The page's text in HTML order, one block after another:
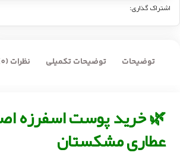
اشتراک گذاری:
توضیحات توضیحات تکمیلی نظرات (0)
🌿 خرید پوست اسفرزه
عطاری مشکستان